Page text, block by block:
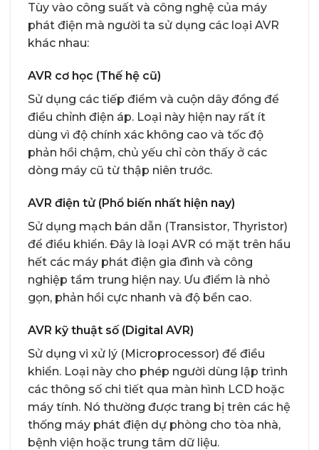
Tùy vào công suất và công nghệ của máy
phát điện mà người ta sử dụng các loại AVR
khác nhau:
AVR cơ học (Thế hệ cũ)
Sử dụng các tiếp điểm và cuộn dây đồng để
điều chỉnh điện áp. Loại này hiện nay rất ít
dùng vì độ chính xác không cao và tốc độ
phản hồi chậm, chủ yếu chỉ còn thấy ở các
dòng máy cũ từ thập niên trước.
AVR điện tử (Phổ biến nhất hiện nay)
Sử dụng mạch bán dẫn (Transistor, Thyristor)
để điều khiển. Đây là loại AVR có mặt trên hầu
hết các máy phát điện gia đình và công
nghiệp tầm trung hiện nay. Ưu điểm là nhỏ
gọn, phản hồi cực nhanh và độ bền cao.
AVR kỹ thuật số (Digital AVR)
Sử dụng vi xử lý (Microprocessor) để điều
khiển. Loại này cho phép người dùng lập trình
các thông số chi tiết qua màn hình LCD hoặc
máy tính. Nó thường được trang bị trên các hệ
thống máy phát điện dự phòng cho tòa nhà,
bệnh viện hoặc trung tâm dữ liệu.